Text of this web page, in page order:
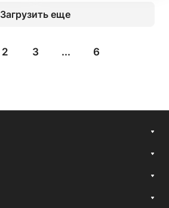
Загрузить еще
2 3 ... 6